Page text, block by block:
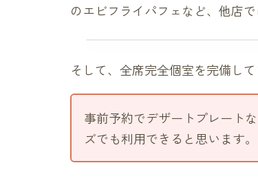
のエビフライパフェなど、他店
そして、全席完全個室を完備し
事前予約でデザートプレート
ズでも利用できると思います。